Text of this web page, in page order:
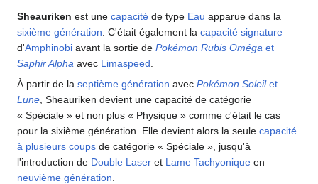
Sheauriken est une capacité de type Eau apparue dans la
sixième génération . C'était également la capacité signature
d'Amphinobi avant la sortie de Pokémon Rubis Oméga et
Saphir Alpha avec Limaspeed
À partir de la septième génération avec Pokémon Soleilet
Lune , Sheauriken devient une capacité de catégorie
« Spéciale » et non plus « Physique » comme c'était le cas
pour la sixième génération. Elle devient alors la seule capacité
à plusieurs coups de catégorie « Spéciale », jusqu'à
l'introduction de Double Laser et Lame Tachyonique en
neuvième génération